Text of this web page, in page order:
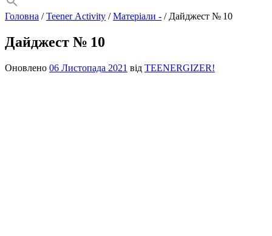
Головна /Teener Activity /Матеріали - / Дайджест № 10
Дайджест № 10
Оновлено 06 Листопада 2021 від TEENERGIZER!